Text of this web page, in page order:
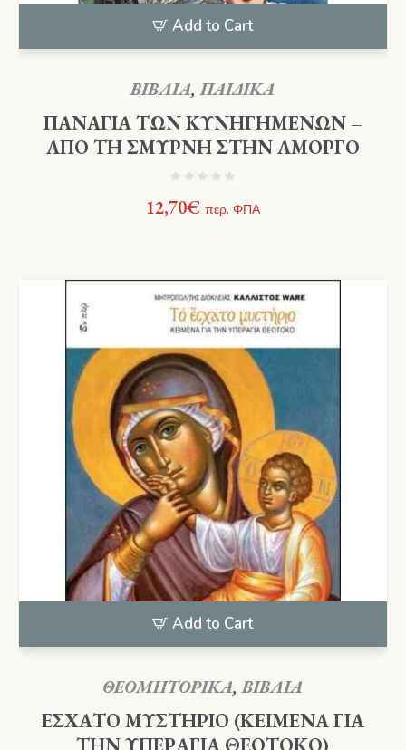
Add to Cart
ΒΙΒΛΙΑ,ΠΑΙΔΙΚΑ
ΠΑΝΑΓΙΑ ΤΩΝ ΚΥΝΗΓΗΜΕΝΩΝ –
ΑΠΟ ΤΗ ΣΜΥΡΝΗ ΣΤΗΝ ΑΜΟΡΓΟ
12,70€ περ. ΦΠΑ
Add to Cart
ΘΕΟΜΗΤΟΡΙΚΑ,ΒΙΒΛΙΑ
ΕΣΧΑΤΟ ΜΥΣΤΗΡΙΟ (ΚΕΙΜΕΝΑ ΓΙΑ